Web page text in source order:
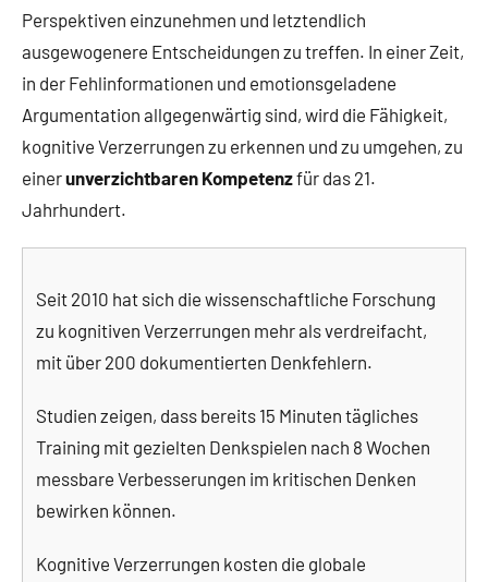
Perspektiven einzunehmen und letztendlich
ausgewogenere Entscheidungen zu treffen. In einer Zeit,
in der Fehlinformationen und emotionsgeladene
Argumentation allgegenwärtig sind, wird die Fähigkeit,
kognitive Verzerrungen zu erkennen und zu umgehen, zu
einerunverzichtbaren Kompetenzfür das 21.
Jahrhundert.
Seit 2010 hat sich die wissenschaftliche Forschung
zu kognitiven Verzerrungen mehr als verdreifacht,
mit über 200 dokumentierten Denkfehlern.
Studien zeigen, dass bereits 15 Minuten tägliches
Training mit gezielten Denkspielen nach 8 Wochen
messbare Verbesserungen im kritischen Denken
bewirken können.
Kognitive Verzerrungen kosten die globale